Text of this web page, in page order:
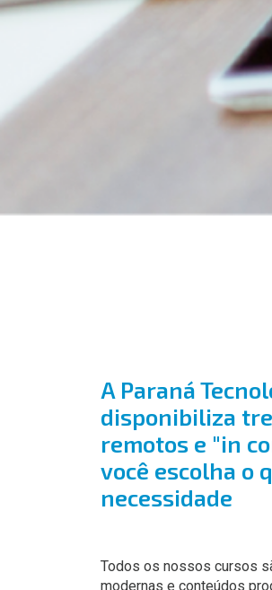
A Paraná
disponibiliza
remotos e "in
você escolha o
necessidade
Todos os nossos cursos
modernas e conteúdos